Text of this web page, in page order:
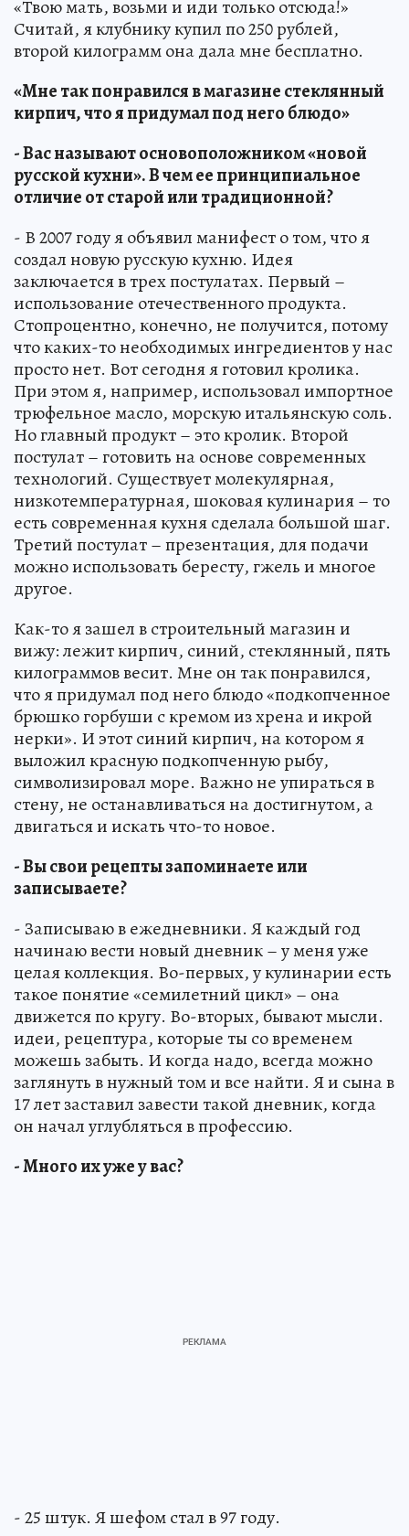
«Твою мать, возьми и иди только отсюда!»
Считай, я клубнику купил по 250 рублей,
второй килограмм она дала мне бесплатно.
«Мне так понравился в магазине стеклянный
кирпич, что я придумал под него блюдо»
- Вас называют основоположником «новой
русской кухни». В чем ее принципиальное
отличие от старой или традиционной?
- В 2007 году я объявил манифест о том, что я
создал новую русскую кухню. Идея
заключается в трех постулатах. Первый –
использование отечественного продукта.
Стопроцентно, конечно, не получится, потому
что каких-то необходимых ингредиентов у нас
просто нет. Вот сегодня я готовил кролика.
При этом я, например, использовал импортное
трюфельное масло, морскую итальянскую соль.
Но главный продукт – это кролик. Второй
постулат – готовить на основе современных
технологий. Существует молекулярная,
низкотемпературная, шоковая кулинария – то
есть современная кухня сделала большой шаг.
Третий постулат – презентация, для подачи
можно использовать бересту, гжель и многое
другое.
Как-то я зашел в строительный магазин и
вижу: лежит кирпич, синий, стеклянный, пять
килограммов весит. Мне он так понравился,
что я придумал под него блюдо «подкопченное
брюшко горбуши с кремом из хрена и икрой
нерки». И этот синий кирпич, на котором я
выложил красную подкопченную рыбу,
символизировал море. Важно не упираться в
стену, не останавливаться на достигнутом, а
двигаться и искать что-то новое.
- Вы свои рецепты запоминаете или
записываете?
- Записываю в ежедневники. Я каждый год
начинаю вести новый дневник – у меня уже
целая коллекция. Во-первых, у кулинарии есть
такое понятие «семилетний цикл» – она
движется по кругу. Во-вторых, бывают мысли.
идеи, рецептура, которые ты со временем
можешь забыть. И когда надо, всегда можно
заглянуть в нужный том и все найти. Я и сына в
17 лет заставил завести такой дневник, когда
он начал углубляться в профессию.
- Много их уже у вас?
- 25 штук. Я шефом стал в 97 году.